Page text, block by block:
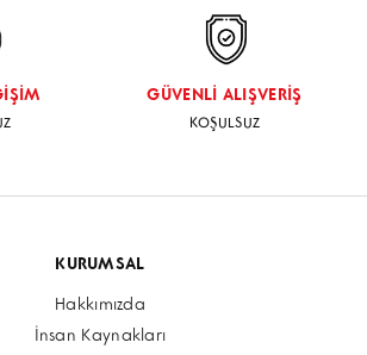
GÜVENLİ ALIŞVERİŞ
KOŞULSUZ
KURUMSAL
Hakkımızda
İnsan Kaynakları